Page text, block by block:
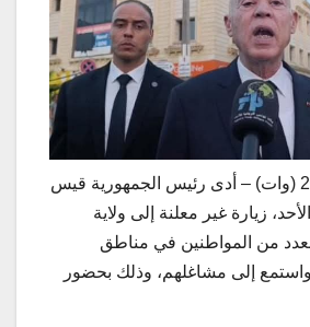
تونس 31 ماي 2026 (وات) – أدى رئيس الجمهورية قيس
زيارة غير معلنة إلى ولاية
بعدد من المواطنين في مناطق
واستمع إلى مشاغلهم، وذلك بحضور